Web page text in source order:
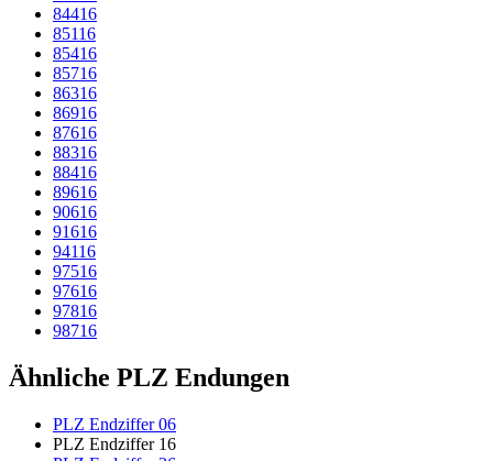
84416
85116
85416
85716
86316
86916
87616
88316
88416
89616
90616
91616
94116
97516
97616
97816
98716
Ähnliche PLZ Endungen
PLZ Endziffer 06
PLZ Endziffer 16